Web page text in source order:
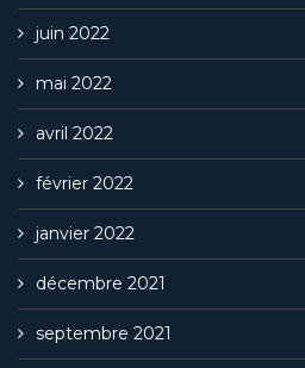
juin 2022
mai 2022
avril 2022
février 2022
janvier 2022
décembre 2021
septembre 2021